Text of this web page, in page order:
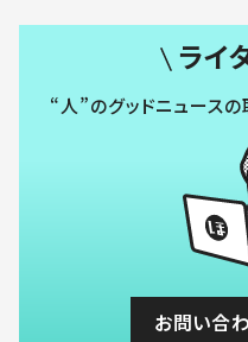
ライ
“人”のグッドニュース
お問い合